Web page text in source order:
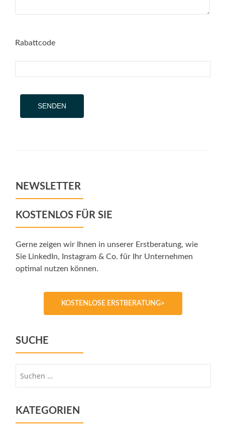
Rabattcode
NEWSLETTER
KOSTENLOS FÜR SIE
Gerne zeigen wir Ihnen in unserer Erstberatung, wie
Sie LinkedIn, Instagram & Co. für Ihr Unternehmen
optimal nutzen können.
KOSTENLOSE ERSTBERATUNG>
SUCHE
KATEGORIEN